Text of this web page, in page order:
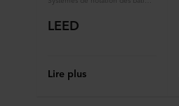
LEED
Lire plus